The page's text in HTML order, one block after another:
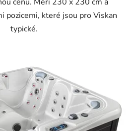
pozicemi, které jsou pro Viskan
typické.